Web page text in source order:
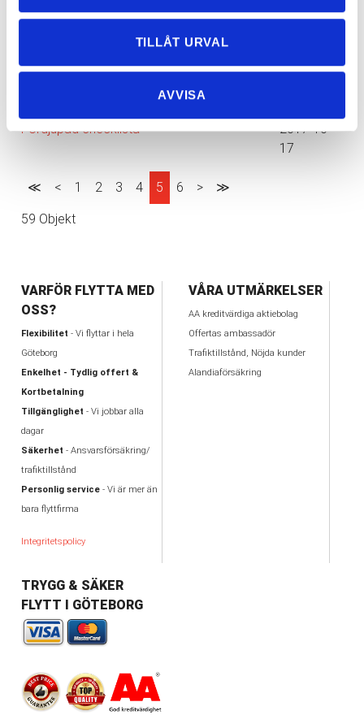
TILLÅT URVAL
AVVISA
2000 stycken nya flyttkartonger
2018-02-
Att tänka på när du letar bostad och söker
flyttfirma i Göteborg
29
Flyttstäd i Göteborg – Putsa fönster vintertid
Fördjupad checklista
2017-10-
17
≪ < 1 2 3 4 5 6 > ≫
59 Objekt
VARFÖR FLYTTA MED
OSS?
Flexibilitet - Vi flyttar i hela
Göteborg
Enkelhet - Tydlig offert &
Kortbetalning
Tillgänglighet - Vi jobbar alla
dagar
Säkerhet - Ansvarsförsäkring/
trafiktillstånd
Personlig service- Vi är mer än
bara flyttfirma
Integritetspolicy
VÅRA UTMÄRKELSER
AA kreditvärdiga aktiebolag
Offertas ambassadör
Trafiktillstånd, Nöjda kunder
Alandiaförsäkring
TRYGG & SÄKER
FLYTT I GÖTEBORG